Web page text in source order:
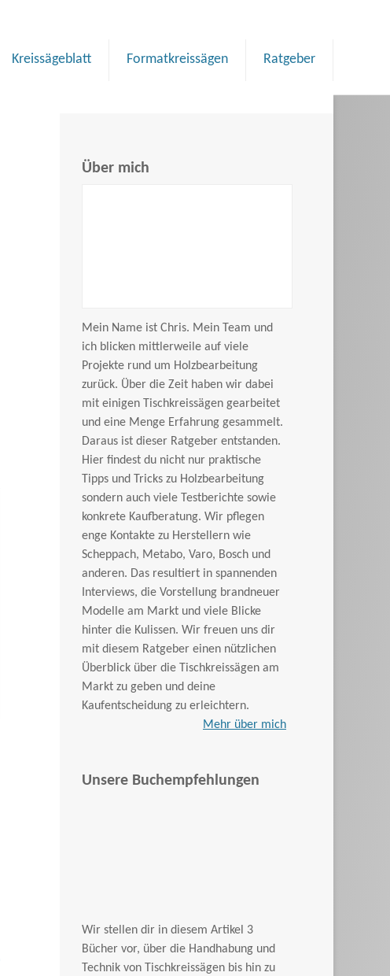
Kreissägeblatt Formatkreissägen Ratgeber
Über mich
Mein Name ist Chris. Mein Team und
ich blicken mittlerweile auf viele
Projekte rund um Holzbearbeitung
zurück. Über die Zeit haben wir dabei
mit einigen Tischkreissägen gearbeitet
und eine Menge Erfahrung gesammelt.
Daraus ist dieser Ratgeber entstanden.
Hier findest du nicht nur praktische
Tipps und Tricks zu Holzbearbeitung
sondern auch viele Testberichte sowie
konkrete Kaufberatung. Wir pflegen
enge Kontakte zu Herstellern wie
Scheppach, Metabo, Varo, Bosch und
anderen. Das resultiert in spannenden
Interviews, die Vorstellung brandneuer
Modelle am Markt und viele Blicke
hinter die Kulissen. Wir freuen uns dir
mit diesem Ratgeber einen nützlichen
Überblick über die Tischkreissägen am
Markt zu geben und deine
Kaufentscheidung zu erleichtern.
Mehr über mich
Unsere Buchempfehlungen
Wir stellen dir in diesem Artikel 3
Bücher vor, über die Handhabung und
Technik von Tischkreissägen bis hin zu